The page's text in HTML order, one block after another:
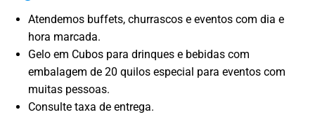
Atendemos buffets, churrascos e eventos com dia e
hora marcada.
Gelo em Cubos para drinques e bebidas com
embalagem de 20 quilos especial para eventos com
muitas pessoas.
Consulte taxa de entrega.